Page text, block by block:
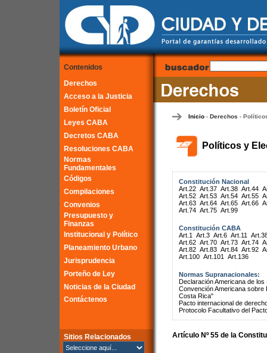
Contenidos
Derechos
Acceso a la Justicia
Boletín Oficial
Leyes CABA
Decretos CABA
Resoluciones CABA
Normas
Fundamentales
Códigos
Compilaciones
Convenios
Presupuesto y
Finanzas
Institucional y Político
Planeamiento Urbano
Jurisprudencia
Porteño de Ley
Noticias de la Ciudad
Contáctenos
Sitios Relacionados
Inicio- Derechos -
Políticos y
Constitución Nacional
Art.22 Art.37 Art.38 Art.44
Art.52 Art.53 Art.54 Art.55
Art.63 Art.64 Art.65 Art.66
Art.74 Art.75 Art.99
Constitución CABA
Art.1
Art.3 Art.6 Art.11
Art.62 Art.70 Art.73 Art.74
Art.82 Art.83 Art.84 Art.92
Art.100 Art.101 Art.136
Normas Supranacionales:
Declaración Americana de
Convención Americana
Costa Rica"
Pacto internacional de
Protocolo Facultativo del
Artículo Nº 55 de la